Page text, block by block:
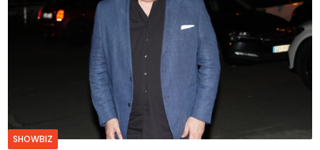
SHOWBIZ